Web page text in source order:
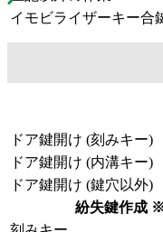
イモビライザーキー合
ドア鍵開け (刻みキー)
ドア鍵開け (内溝キー)
ドア鍵開け (鍵穴以外)
紛失鍵作成